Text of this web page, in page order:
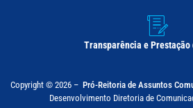
Transparência e Prestação
Copyright © 2026 – Pró-Reitoria de Assuntos
Desenvolvimento Diretoria de